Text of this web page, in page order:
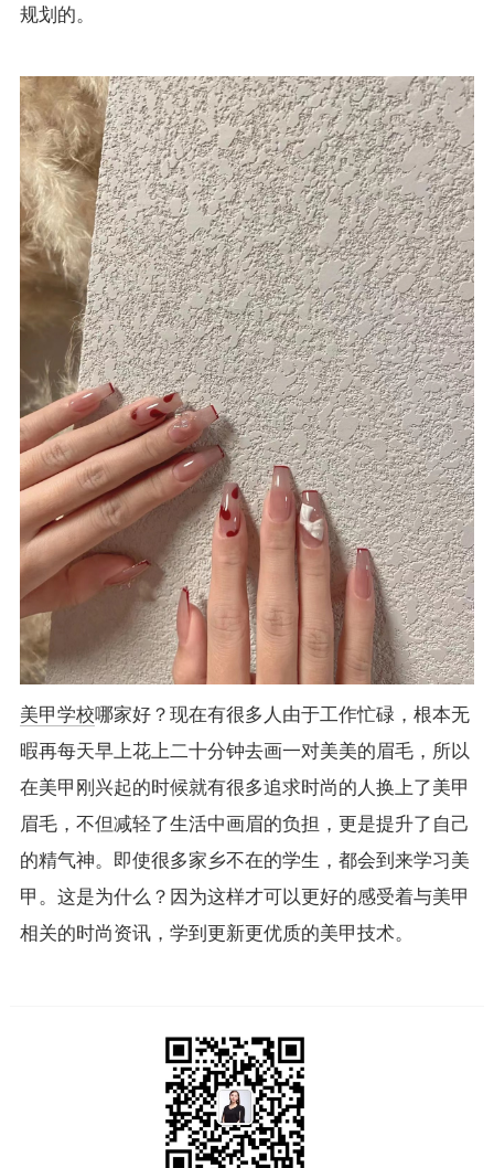
规划的。
美甲学校哪家好？现在有很多人由于工作忙碌，根本无
暇再每天早上花上二十分钟去画一对美美的眉毛，所以
在美甲刚兴起的时候就有很多追求时尚的人换上了美甲
眉毛，不但减轻了生活中画眉的负担，更是提升了自己
的精气神。即使很多家乡不在的学生，都会到来学习美
甲。这是为什么？因为这样才可以更好的感受着与美甲
相关的时尚资讯，学到更新更优质的美甲技术。